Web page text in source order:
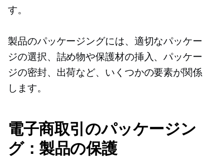
す。
製品のパッケージングには、適切なパッケー
ジの選択、詰め物や保護材の挿入、パッケー
ジの密封、出荷など、いくつかの要素が関係
します。
電子商取引のパッケージン
グ：製品の保護